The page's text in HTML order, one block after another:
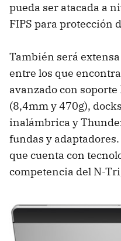
pueda ser atacada a
FIPS para protección
También será
entre los que
avanzado con
(8,4mm y 470g),
inalámbrica y
fundas y
que cuenta con
competencia del N-